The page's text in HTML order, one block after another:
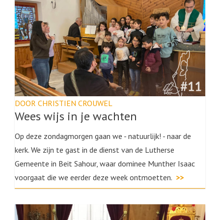
DOOR CHRISTIEN CROUWEL
Wees wijs in je wachten
Op deze zondagmorgen gaan we - natuurlijk! - naar de
kerk. We zijn te gast in de dienst van de Lutherse
Gemeente in Beit Sahour, waar dominee Munther Isaac
voorgaat die we eerder deze week ontmoetten. >>